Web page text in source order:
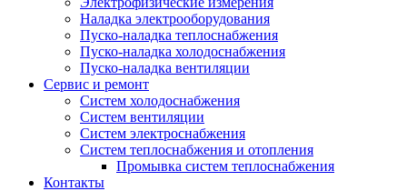
Наладка электрооборудования
Пуско-наладка теплоснабжения
Пуско-наладка холодоснабжения
Пуско-наладка вентиляции
Сервис и ремонт
Систем холодоснабжения
Систем вентиляции
Систем электроснабжения
Систем теплоснабжения и отопления
Промывка систем теплоснабжения
Контакты